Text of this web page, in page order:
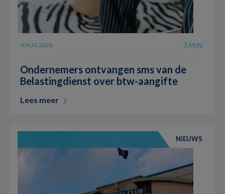
4 AUG 2026 3 MIN
Ondernemers ontvangen sms van de
Belastingdienst over btw-aangifte
Lees meer
NIEUWS